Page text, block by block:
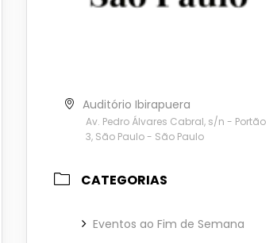
Auditório Ibirapuera
Av. Pedro Álvares Cabral, s/n - Portão
3, São Paulo - São Paulo
CATEGORIAS
Eventos ao Fim de Semana